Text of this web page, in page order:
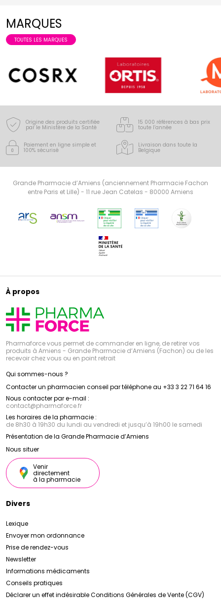
MARQUES
TOUTES LES MARQUES
Origine des produits certifiée
par le Ministère de la Santé
15 000 références à bas prix
toute l’année
Paiement en ligne simple et
100% sécurisé
Livraison dans toute la
Belgique
Grande Pharmacie d’Amiens (anciennement Pharmacie Fachon
entre Paris et Lille) - 11 rue Jean Catelas - 80000 Amiens
À propos
Pharmaforce vous permet de commander en ligne, de retirer vos
produits à Amiens - Grande Pharmacie d’Amiens (Fachon) ou de les
recevoir chez vous ou en point retrait
Qui sommes-nous ?
Contacter un pharmacien conseil par téléphone au +33 3 22 71 64 16
Nous contacter par e-mail :
contact@pharmaforce.fr
Les horaires de la pharmacie :
de 8h30 à 19h30 du lundi au vendredi et jusqu’à 19h00 le samedi
Présentation de la Grande Pharmacie d’Amiens
Nous situer
Venir
directement
à la pharmacie
Divers
Lexique
Envoyer mon ordonnance
Prise de rendez-vous
Newsletter
Informations médicaments
Conseils pratiques
Déclarer un effet indésirableConditions Générales de Vente (CGV)